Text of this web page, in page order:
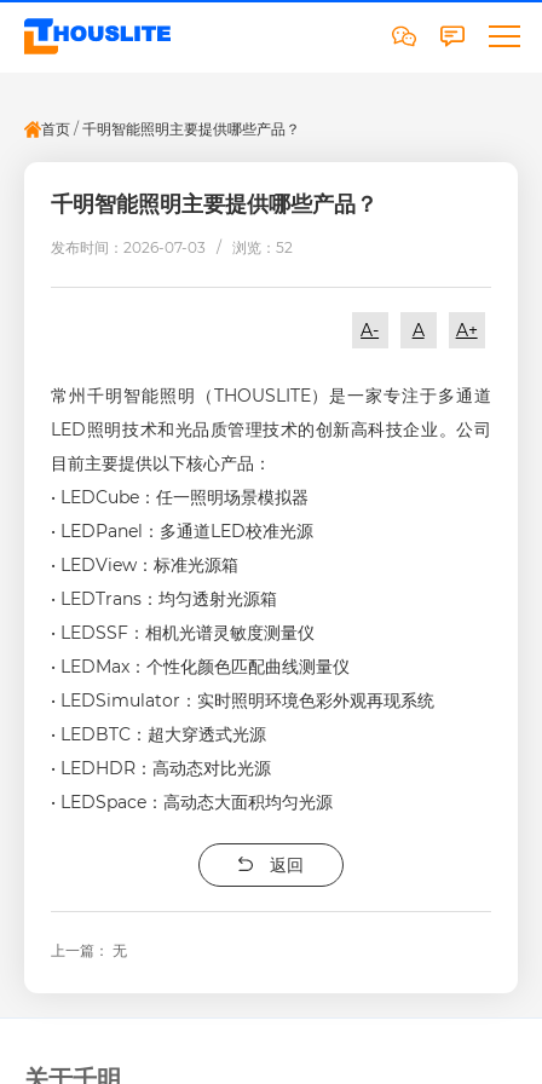
首页 / 千明智能照明主要提供哪些产品？
千明智能照明主要提供哪些产品？
发布时间：2026-07-03 /浏览：52
A- A A+
常州千明智能照明（THOUSLITE）是一家专注于多通道
LED照明技术和光品质管理技术的创新高科技企业。公司
目前主要提供以下核心产品：
• LEDCube：任一照明场景模拟器
• LEDPanel：多通道LED校准光源
• LEDView：标准光源箱
• LEDTrans：均匀透射光源箱
• LEDSSF：相机光谱灵敏度测量仪
• LEDMax：个性化颜色匹配曲线测量仪
• LEDSimulator：实时照明环境色彩外观再现系统
• LEDBTC：超大穿透式光源
• LEDHDR：高动态对比光源
• LEDSpace：高动态大面积均匀光源
返回
上一篇： 无